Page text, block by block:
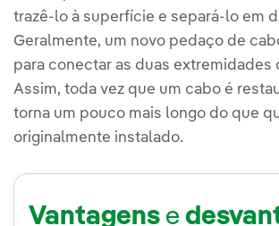
trazê-lo à superfície e separá-lo em
Geralmente, um novo pedaço de
para conectar as duas extremidades
Assim, toda vez que um cabo é
torna um pouco mais longo do que
originalmente instalado.
Vantagens e